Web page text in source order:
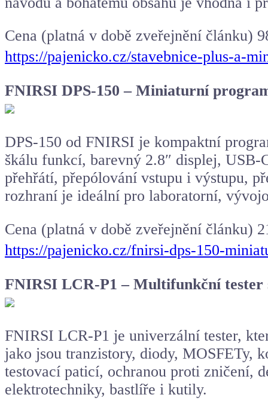
Cena (platná v době zveřejnění článku)
https://pajenicko.cz/stavebnice-plus-a-
FNIRSI DPS-150 – Miniaturní
DPS-150 od FNIRSI je kompaktní
škálu funkcí, barevný 2.8″ displej,
přehřátí, přepólování vstupu i výstupu,
rozhraní je ideální pro laboratorní,
Cena (platná v době zveřejnění článku)
https://pajenicko.cz/fnirsi-dps-150-
FNIRSI LCR-P1 – Multifunkční tester
FNIRSI LCR-P1 je univerzální tester,
jako jsou tranzistory, diody, MOSFETy,
testovací paticí, ochranou proti zničení,
elektrotechniky, bastlíře i kutily.